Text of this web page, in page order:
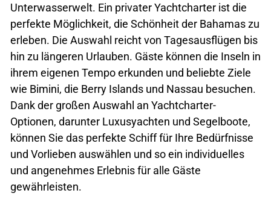
Unterwasserwelt. Ein privater Yachtcharter ist die
perfekte Möglichkeit, die Schönheit der Bahamas zu
erleben. Die Auswahl reicht von Tagesausflügen bis
hin zu längeren Urlauben. Gäste können die Inseln in
ihrem eigenen Tempo erkunden und beliebte Ziele
wie Bimini, die Berry Islands und Nassau besuchen.
Dank der großen Auswahl an Yachtcharter-
Optionen, darunter Luxusyachten und Segelboote,
können Sie das perfekte Schiff für Ihre Bedürfnisse
und Vorlieben auswählen und so ein individuelles
und angenehmes Erlebnis für alle Gäste
gewährleisten.